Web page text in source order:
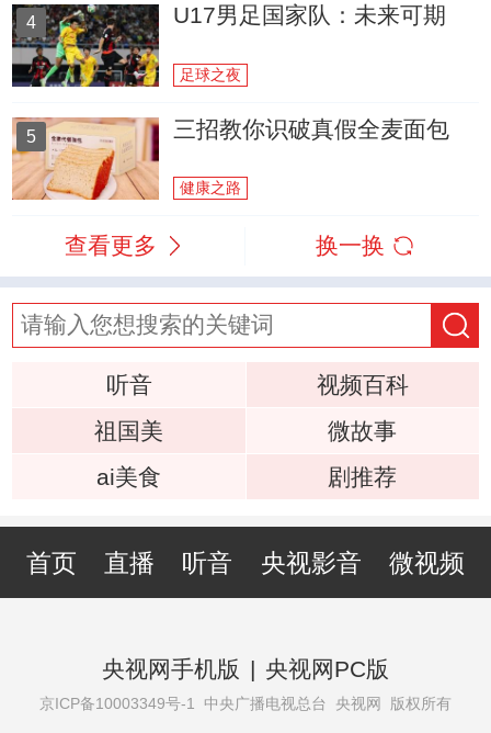
4 U17男足国家队：未来可期
足球之夜
5 三招教你识破真假全麦面包
健康之路
查看更多 换一换
听音
视频百科
祖国美
微故事
ai美食
剧推荐
首页 直播 听音 央视影音 微视频
央视网手机版 | 央视网PC版
京ICP备10003349号-1 中央广播电视总台 央视网 版权所有